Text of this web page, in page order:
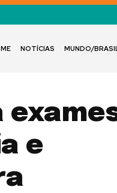
NOTÍCIAS MUNDO/
e